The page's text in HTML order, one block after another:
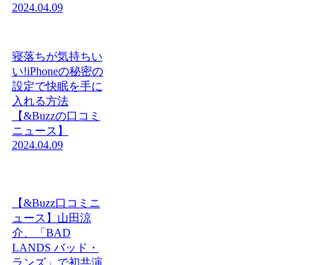
2024.04.09
寝落ちが気持ちい
い!iPhoneの秘密の
設定で快眠を手に
入れる方法
【&Buzzの口コミ
ニュース】
2024.04.09
【&Buzz口コミニ
ュース】山田涼
介、「BAD
LANDS バッド・
ランズ」で初共演